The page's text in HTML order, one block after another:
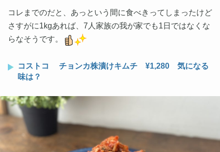
コレまでのだと、あっという間に食べきってしまったけど
さすがに1kgあれば、7人家族の我が家でも1日ではなくな
らなそうです。
コストコ チョンカ株漬けキムチ ¥1,280 気になる
味は？